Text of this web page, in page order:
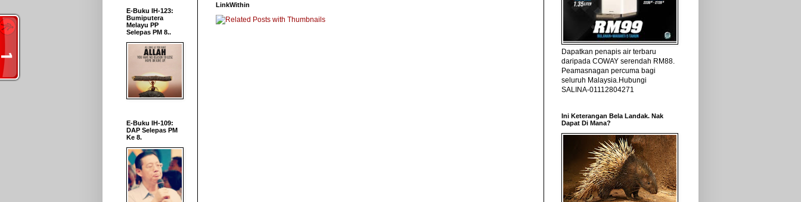
LinkWithin
E-Buku IH-123:
Bumiputera
Melayu PP
Selepas PM 8..
E-Buku IH-109:
DAP Selepas PM
Ke 8.
Dapatkan penapis air terbaru
daripada COWAY serendah RM88.
Peamasnagan percuma bagi
seluruh Malaysia.Hubungi
SALINA-01112804271
Ini Keterangan Bela Landak. Nak
Dapat Di Mana?